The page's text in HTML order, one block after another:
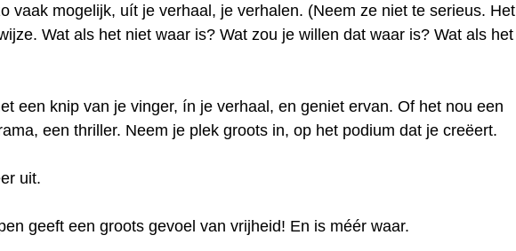
vaak mogelijk, uít je verhaal, je verhalen. (Neem ze niet te serieus. Het
Wat als het niet waar is? Wat zou je willen dat waar is? Wat als het
een knip van je vinger, ín je verhaal, en geniet ervan. Of het nou een
een thriller. Neem je plek groots in, op het podium dat je creëert.
uit.
geeft een groots gevoel van vrijheid! En is méér waar.